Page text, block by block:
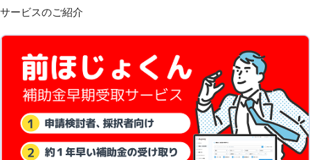
サービスのご紹介